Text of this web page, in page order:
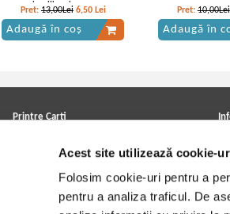
Acest site utilizează cookie-
Folosim cookie-uri pentru a
pentru a analiza traficul. De
ingrijim singure
Pret: 13,00Lei 6,50 Lei
Adaugă în coș
Pret:10,00Lei
Adaugă în
Printre Carti
Cele mai căutate cărți